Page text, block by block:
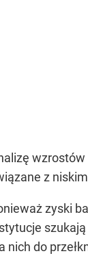
wzrostów
z
zyski
nich do